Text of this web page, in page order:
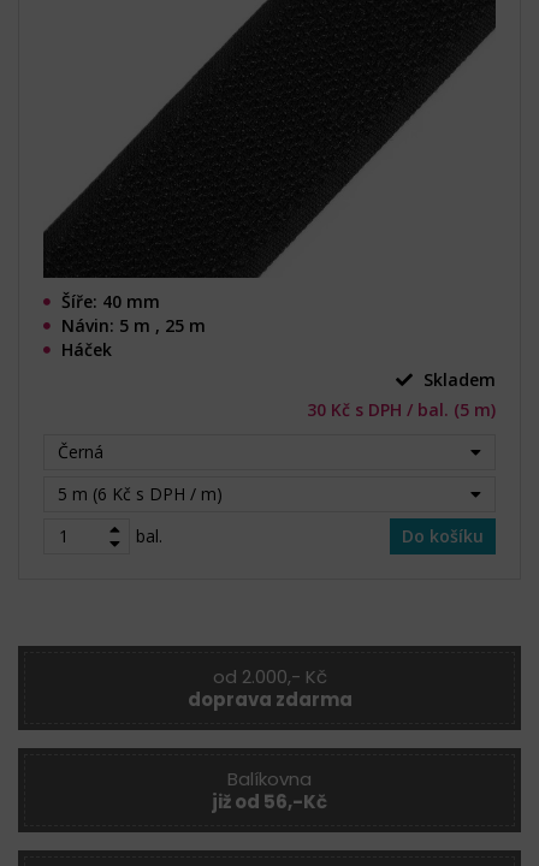
Šíře: 40 mm
Návin: 5 m , 25 m
Háček
Skladem
30 Kč s DPH / bal. (5 m)
Černá
5 m (6 Kč s DPH / m)
bal.
Do košíku
od 2.000,- Kč
doprava zdarma
Balíkovna
již od 56,-Kč